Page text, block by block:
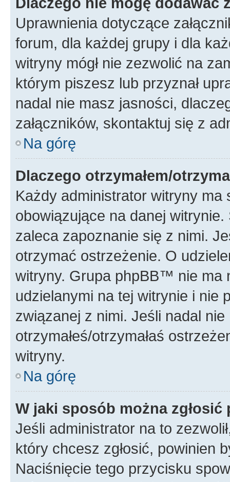
Uprawnienia dotyczące
forum, dla każdej grupy i dla
witryny mógł nie zezwolić na
którym piszesz lub przyznał
nadal nie masz jasności,
załączników, skontaktuj się z
Na górę
Dlaczego otrzymałem/
Każdy administrator witryny ma
obowiązujące na danej
zaleca zapoznanie się z nimi.
otrzymać ostrzeżenie. O
witryny. Grupa phpBB™ nie ma
udzielanymi na tej witrynie i nie
związanej z nimi. Jeśli nadal
otrzymałeś/otrzymałaś
witryny.
Na górę
W jaki sposób można
Jeśli administrator na to
który chcesz zgłosić, powinien
Naciśnięcie tego przycisku